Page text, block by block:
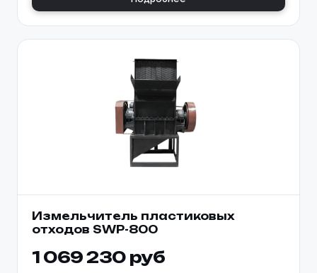
Измельчитель пластиковых
отходов SWP-800
1 069 230 руб